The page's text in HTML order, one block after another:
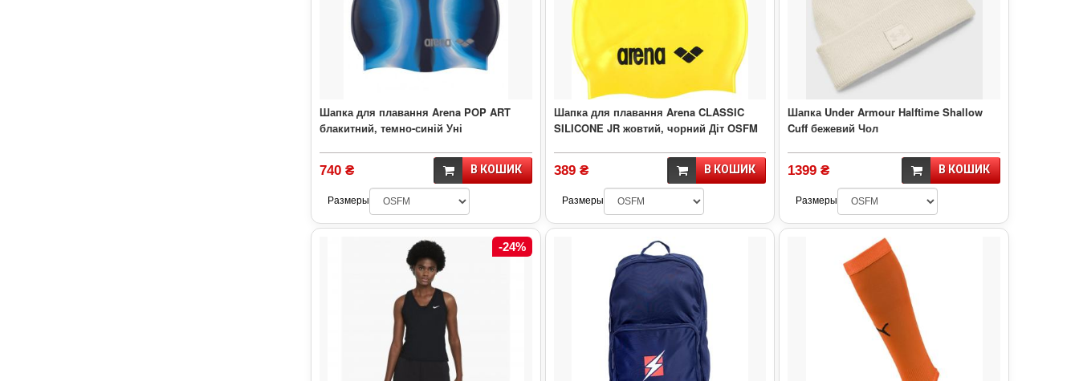
Шапка для плавання Arena POP ART
блакитний, темно-синій Уні
740 ₴ В КОШИК
Размеры
Шапка для плавання Arena CLASSIC
SILICONE JR жовтий, чорний Діт OSFM
389 ₴ В КОШИК
Размеры
Шапка Under Armour Halftime Shallow
Cuff бежевий Чол
1399 ₴ В КОШИК
Размеры
-24%